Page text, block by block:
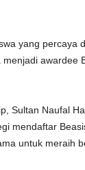
yang percaya
awardee
Sultan Naufal
mendaftar
untuk meraih